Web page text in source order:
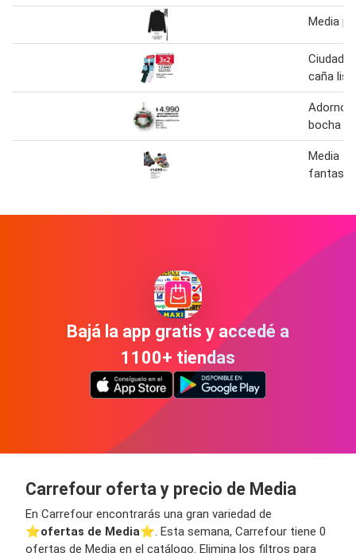
Media
caña
Adorno
bocha
Media 1
fantasia
Bajá la app gratis y accedé a
1100+ tiendas
Carrefour oferta y precio de Media
En Carrefour encontrarás una gran variedad de
⭐️ofertas de Media⭐️. Esta semana, Carrefour tiene 0
ofertas de Media en el catálogo. Elimina los filtros para